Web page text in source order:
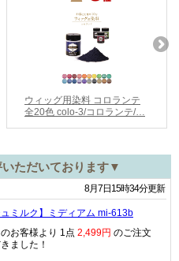
ただいております▼